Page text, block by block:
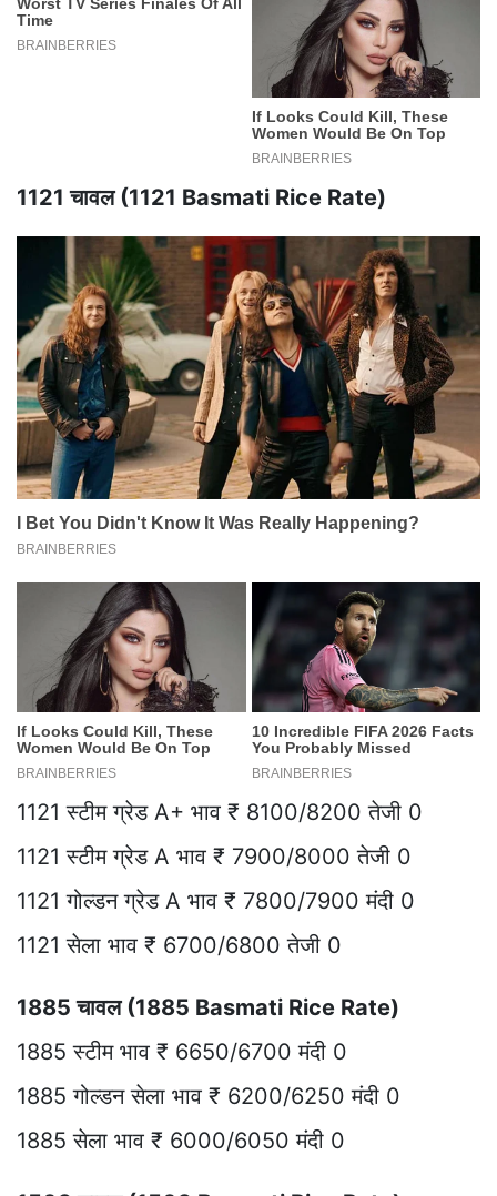
1121 चावल (1121 Basmati Rice Rate)
1121 स्टीम ग्रेड A+ भाव ₹ 8100/8200 तेजी 0
1121 स्टीम ग्रेड A भाव ₹ 7900/8000 तेजी 0
1121 गोल्डन ग्रेड A भाव ₹ 7800/7900 मंदी 0
1121 सेला भाव ₹ 6700/6800 तेजी 0
1885 चावल (1885 Basmati Rice Rate)
1885 स्टीम भाव ₹ 6650/6700 मंदी 0
1885 गोल्डन सेला भाव ₹ 6200/6250 मंदी 0
1885 सेला भाव ₹ 6000/6050 मंदी 0